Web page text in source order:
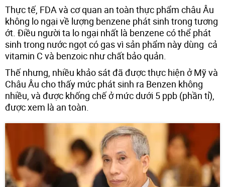
Thực tế, FDA và cơ quan an toàn thực phẩm châu Âu
không lo ngại về lượng benzene phát sinh trong tương
ớt. Điều người ta lo ngại nhất là benzene có thể phát
sinh trong nước ngọt có gas vì sản phẩm này dùng cả
vitamin C và benzoic như chất bảo quản.
Thế nhưng, nhiều khảo sát đã được thực hiện ở Mỹ và
Châu Âu cho thấy mức phát sinh ra Benzen không
nhiều, và được khống chế ở mức dưới 5 ppb (phần tỉ),
được xem là an toàn.